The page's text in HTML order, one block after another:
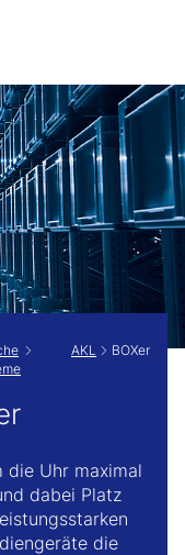
dieser Seite
AKL BOXer
die Uhr maximal
dabei Platz
die